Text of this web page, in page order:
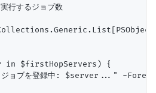
行するジョブ数
in $firstHopServers) {
ョブを登録中: $server..." -